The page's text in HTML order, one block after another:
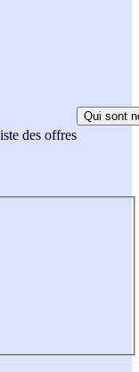
des offres
Qui sont